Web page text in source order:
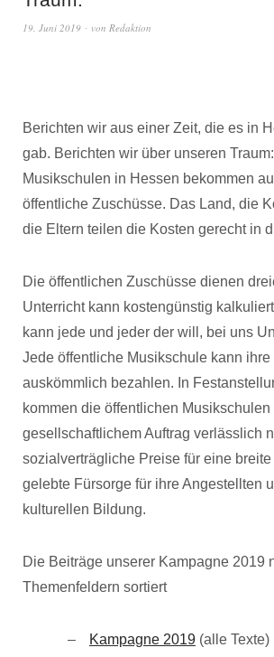
19. Juni 2019 von Redaktion
Berichten wir aus einer Zeit, die es in
gab. Berichten wir über unseren
Musikschulen in Hessen bekommen
öffentliche Zuschüsse. Das Land, die
die Eltern teilen die Kosten gerecht in
Die öffentlichen Zuschüsse dienen
Unterricht kann kostengünstig
kann jede und jeder der will, bei uns
Jede öffentliche Musikschule kann ihre
auskömmlich bezahlen. In
kommen die öffentlichen Musikschulen
gesellschaftlichem Auftrag verlässlich
sozialverträgliche Preise für eine breite
gelebte Fürsorge für ihre Angestellten
kulturellen Bildung.
Die Beiträge unserer Kampagne 2019
Themenfeldern sortiert
Kampagne 2019 (alle Texte)